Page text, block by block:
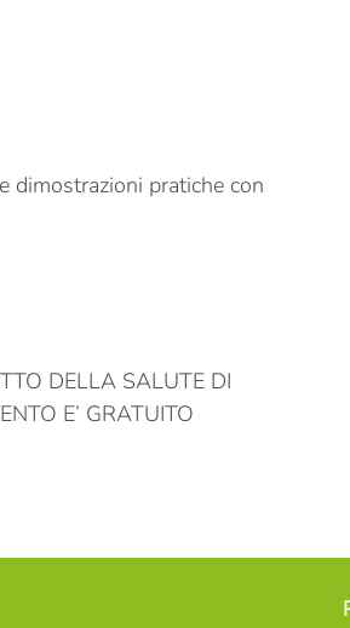
dimostrazioni pratiche con
DELLA SALUTE DI
E’ GRATUITO